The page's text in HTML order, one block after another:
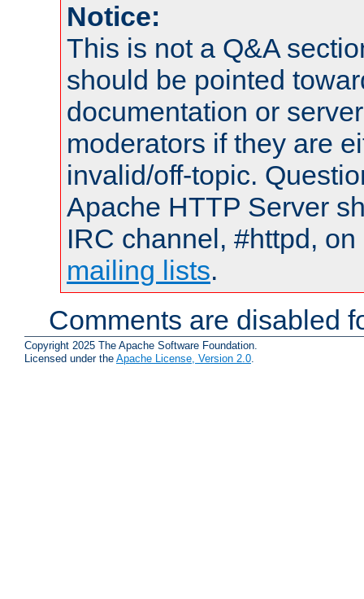
Notice:
This is not a Q&A
should be pointed
documentation or
moderators if they are
invalid/off-topic.
Apache HTTP Server
IRC channel, #httpd,
mailing lists.
Comments are disabled
Copyright 2025 The Apache Software Foundation.
Licensed under the Apache License, Version 2.0